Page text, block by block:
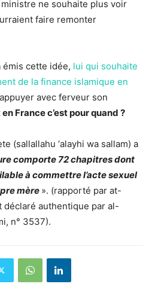
ministre ne souhaite plus voir
faire remonter
émis cette idée, lui qui souhaite
de la finance islamique en
avec ferveur son
en France c’est pour quand ?
(sallallahu ‘alayhi wa sallam) a
comporte 72 chapitres dont
à commettre l’acte sexuel
mère ». (rapporté par at-
déclaré authentique par al-
n° 3537).